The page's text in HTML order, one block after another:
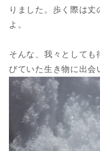
りました。歩く際は
よ。
そんな、我々としても
びていた生き物に出会